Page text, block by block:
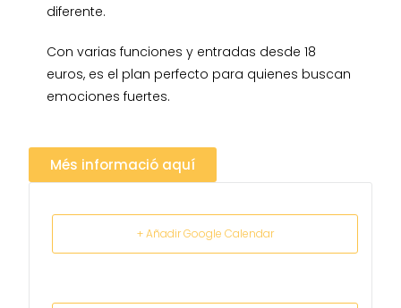
diferente.
Con varias funciones y entradas desde 18
euros, es el plan perfecto para quienes buscan
emociones fuertes.
Més informació aquí
+ Añadir Google Calendar